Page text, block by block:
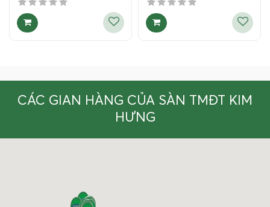
CÁC GIAN HÀNG CỦA SÀN TMĐT KIM
HƯNG